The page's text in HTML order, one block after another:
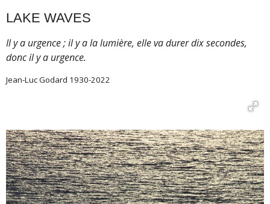
LAKE WAVES
Il y a urgence ; il y a la lumière, elle va durer dix secondes,
donc il y a urgence.
Jean-Luc Godard 1930-2022